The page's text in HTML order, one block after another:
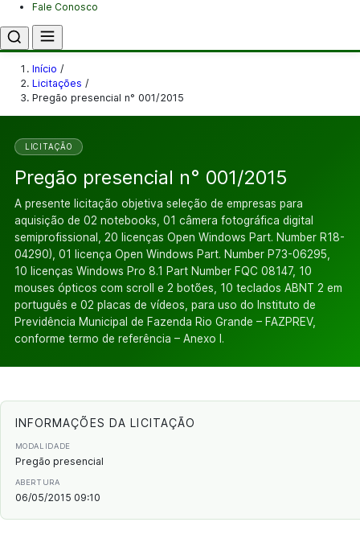
Fale Conosco
Início /
Licitações /
Pregão presencial n° 001/2015
LICITAÇÃO
Pregão presencial n° 001/2015
A presente licitação objetiva seleção de empresas para
aquisição de 02 notebooks, 01 câmera fotográfica digital
semiprofissional, 20 licenças Open Windows Part. Number R18-
04290), 01 licença Open Windows Part. Number P73-06295,
10 licenças Windows Pro 8.1 Part Number FQC 08147, 10
mouses ópticos com scroll e 2 botões, 10 teclados ABNT 2 em
português e 02 placas de vídeos, para uso do Instituto de
Previdência Municipal de Fazenda Rio Grande – FAZPREV,
conforme termo de referência – Anexo I.
INFORMAÇÕES DA LICITAÇÃO
MODALIDADE
Pregão presencial
ABERTURA
06/05/2015 09:10